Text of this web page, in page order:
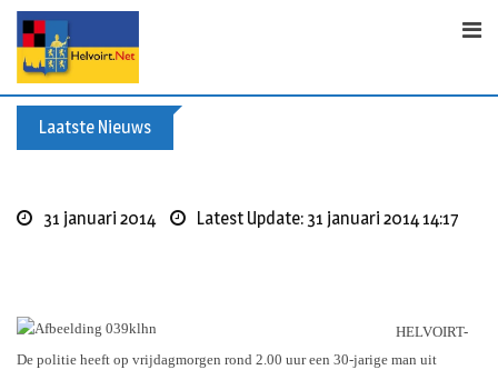
Skip
content
Laatste Nieuws
31 januari 2014 Latest Update: 31 januari 2014 14:17
HELVOIRT-
De politie heeft op vrijdagmorgen rond 2.00 uur een 30-jarige man uit